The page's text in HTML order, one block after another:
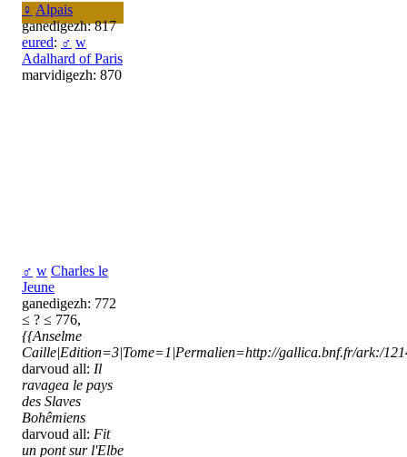
♀ Alpais
ganedigezh: 817
eured: ♂ w
Adalhard of Paris
marvidigezh: 870
♂ w Charles le
Jeune
ganedigezh: 772
≤ ? ≤ 776,
{{Anselme
Caille|Edition=3|Tome=1|Permalien=http://gallica.bnf.fr/ark:/
darvoud all: Il
ravagea le pays
des Slaves
Bohêmiens
darvoud all: Fit
un pont sur l'Elbe